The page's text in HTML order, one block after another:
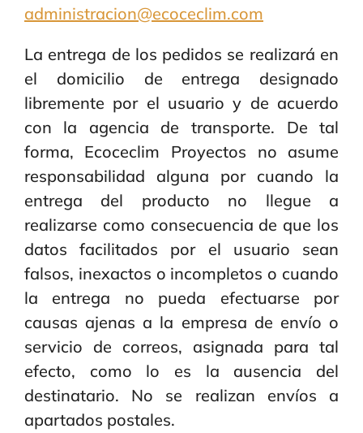
administracion@ecoceclim.com
La entrega de los pedidos se realizará en
el domicilio de entrega designado
libremente por el usuario y de acuerdo
con la agencia de transporte. De tal
forma, Ecoceclim Proyectos no asume
responsabilidad alguna por cuando la
entrega del producto no llegue a
realizarse como consecuencia de que los
datos facilitados por el usuario sean
falsos, inexactos o incompletos o cuando
la entrega no pueda efectuarse por
causas ajenas a la empresa de envío o
servicio de correos, asignada para tal
efecto, como lo es la ausencia del
destinatario. No se realizan envíos a
apartados postales.